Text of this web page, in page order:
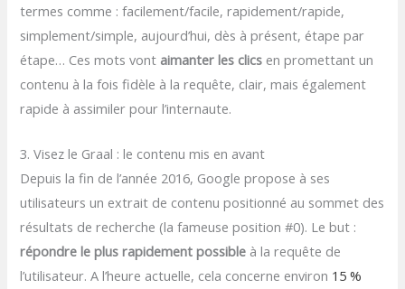
termes comme : facilement/facile, rapidement/rapide,
simplement/simple, aujourd’hui, dès à présent, étape par
étape… Ces mots vont aimanter les clics en promettant un
contenu à la fois fidèle à la requête, clair, mais également
rapide à assimiler pour l’internaute.
3. Visez le Graal : le contenu mis en avant
Depuis la fin de l’année 2016, Google propose à ses
utilisateurs un extrait de contenu positionné au sommet des
résultats de recherche (la fameuse position #0). Le but :
répondre le plus rapidement possible à la requête de
l’utilisateur. A l’heure actuelle, cela concerne environ 15 %